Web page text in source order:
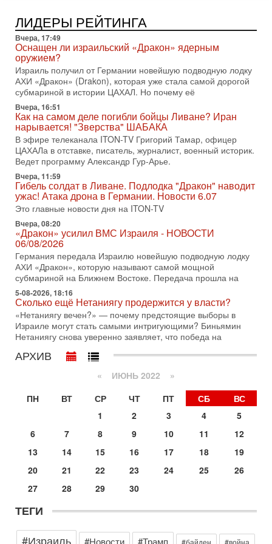
раз?
Голоса русскоязычных репатриантов не раз кардинально
меняли политический ландшафт Израиля. Достаточно
вспомнить взлет партии «Исраэль ба-алия», когда
31-07-2026, 17:00
Тайны закрытых дверей: о чём на самом деле
молчат Трамп и Нетаньяху?
Недавний визит премьер-министра Израиля Биньямина
Нетаньяху в США и его встреча с Дональдом Трампом
оставили больше вопросов, чем ответов. Полная
31-07-2026, 15:18
Иран готовит покушение на Нетаниягу! Трамп не
хочет эскалации, но КСИР готовит взрыв!
В эфире телеканала ITON-TV СЕРГЕЙ МИГДАЛЬ, эксперт
по вопросам безопасности, офицер запаса
Международного управления полиции Израиля, автор
31-07-2026, 09:02
Битва за разоружение ХАМАСа - НОВОСТИ
31/07/2026
Сегодня президент США Дональд Трамп заявил о
достижении исторического соглашения о полном
разоружении ХАМАСа и других вооруженных группировок в
Иран доведет Трампа до крайних мер? Разбор и
оценка от военного обозревателя Давида Шарпа
Ситуация вокруг противостояния Ирана и США накаляется
с каждым днем. Почему Трамп в самый последний момент
отменил решение о нанесении тяжелых ударов
30-07-2026, 16:54
Покупатель авиакомпании «Аркия» намерен
запретить полеты по субботам!
Вокруг возможной продажи авиакомпании «Аркия»
разгорается громкий конфликт.
Трамп готовит удар по Ирану - НОВОСТИ 30/07/2026
возможность масштабной военной операции против Ирана
после ракетной атаки на американскую базу в
Трамп взбешен атакой на базы! Иран играет с огнем.
В эфире телеканала ITON-TV политолог Цви Маген,
АМАН, глава спецслужбы "Натив", ‎Чрезвычайный и
ЛИДЕРЫ РЕЙТИНГА
Вчера, 17:49
Оснащен ли израильский «Дракон» ядерным
оружием?
Израиль получил от Германии новейшую подводную лодку
АХИ «Дракон» (Drakon), которая уже стала самой дорогой
субмариной в истории ЦАХАЛ. Но почему её
Вчера, 16:51
Как на самом деле погибли бойцы Ливане? Иран
нарывается! "Зверства" ШАБАКА
В эфире телеканала ITON-TV Григорий Тамар, офицер
ЦАХАЛа в отставке, писатель, журналист, военный историк.
Ведет программу Александр Гур-Арье.
Вчера, 11:59
Гибель солдат в Ливане. Подлодка "Дракон" наводит
ужас! Атака дрона в Германии. Новости 6.07
Это главные новости дня на ITON-TV
Вчера, 08:20
«Дракон» усилил ВМС Израиля - НОВОСТИ
06/08/2026
Германия передала Израилю новейшую подводную лодку
АХИ «Дракон», которую называют самой мощной
субмариной на Ближнем Востоке. Передача прошла на
5-08-2026, 18:16
Сколько ещё Нетаниягу продержится у власти?
«Нетаниягу вечен?» — почему предстоящие выборы в
Израиле могут стать самыми интригующими? Биньямин
Нетаниягу снова уверенно заявляет, что победа на
АРХИВ
« ИЮНЬ 2022 »
ПН
ВТ СР ЧТ ПТ СБ
ВС
1
2 3 4
5
6
7 8 9 10 11
12
13
14 15 16 17 18
19
20
21 22 23 24 25
26
27
28 29 30
ТЕГИ
#Израиль
#Новости #Трамп